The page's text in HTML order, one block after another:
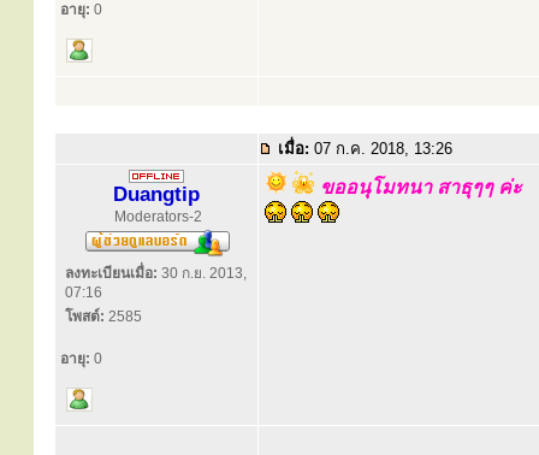
อายุ: 0
เมื่อ: 07 ก.ค. 2018, 13:26
Duangtip
Moderators-2
ลงทะเบียนเมื่อ: 30 ก.ย. 2013,
07:16
โพสต์: 2585
อายุ: 0
ขออนุโมทนา สาธุๆๆ ค่ะ